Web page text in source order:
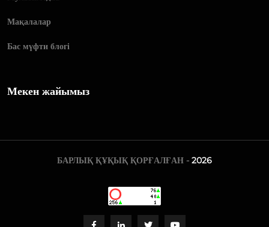
Мақалалар
Бас мүфти блогі
Мекен жайымыз
БАРЛЫҚ ҚҰҚЫҚ ҚОРҒАЛҒАН - 2026